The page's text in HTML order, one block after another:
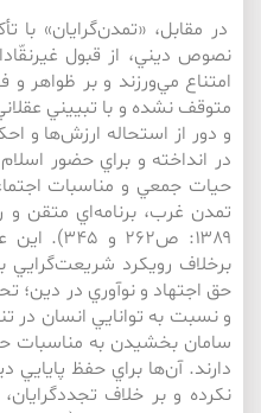
در مقابل، «تمدن‌گرايان» با
نصوص ديني، از قبول
امتناع مي‌ورزند و بر ظواهر
متوقف نشده و با تبييني
و دور از استحاله ارزش‌ها و
در انداخته و براي حضور
حيات جمعي و مناسبات
تمدن غرب، برنامه‌اي متقن و
۱۳۸۹: ص۲۶۲
برخلاف رويكرد
حق اجتهاد و نوآوري در دين؛
و نسبت به توانايي انسان در
سامان بخشيدن به مناسبات
دارند. آن‌‌ها براي حفظ پايايي
نكرده و بر خلاف تجددگرايان،